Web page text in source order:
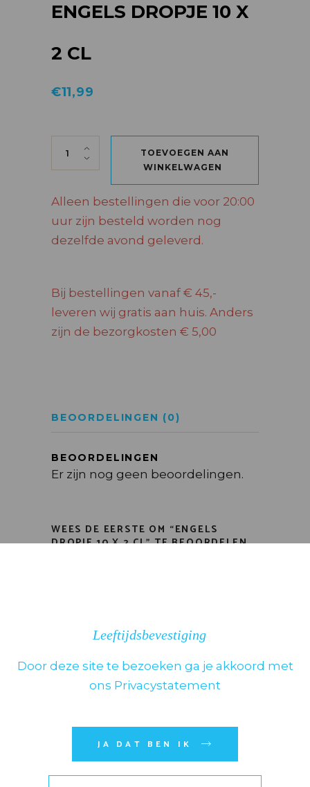
Leeftijdsbevestiging
Door deze site te bezoeken ga je akkoord met
ons Privacystatement
JA DAT BEN IK
ENGELS DROPJE 10 X
2 CL
€11,99
ENGELS DROPJE 10 X 2 CL quantity
TOEVOEGEN AAN
WINKELWAGEN
Alleen bestellingen die voor 20:00
uur zijn besteld worden nog
dezelfde avond geleverd.
Bij bestellingen vanaf € 45,-
leveren wij gratis aan huis. Anders
zijn de bezorgkosten € 5,00
BEOORDELINGEN (0)
BEOORDELINGEN
Er zijn nog geen beoordelingen.
WEES DE EERSTE OM “ENGELS
DROPJE 10 X 2 CL” TE BEOORDELEN
Kies het aantal sterren